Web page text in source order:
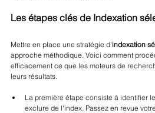
Les étapes clés de Indexation
Mettre en place une stratégie d'indexation
approche méthodique. Voici comment
efficacement ce que les moteurs de
leurs résultats.
La première étape consiste à identifier
exclure de l'index. Passez en revue